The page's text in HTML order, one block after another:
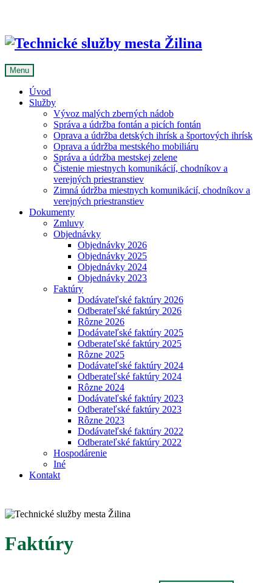
Menu
Úvod
Služby
Vývoz malých zberných nádob
Správa a údržba fontán a picích fontán
Oprava a údržba detských ihrísk a športových ihrísk
Oprava a údržba mestského mobiliáru
Správa a údržba mestskej zelene
Čistenie miestnych komunikácií, chodníkov a
verejných priestranstiev
Zimná údržba miestnych komunikácií, chodníkov a
verejných priestranstiev
Dokumenty
Zmluvy
Objednávky
Objednávky 2026
Objednávky 2025
Objednávky 2024
Objednávky 2023
Faktúry
Dodávateľské faktúry 2026
Odberateľské faktúry 2026
Rôzne 2026
Dodávateľské faktúry 2025
Odberateľské faktúry 2025
Rôzne 2025
Dodávateľské faktúry 2024
Odberateľské faktúry 2024
Rôzne 2024
Dodávateľské faktúry 2023
Odberateľské faktúry 2023
Rôzne 2023
Dodávateľské faktúry 2022
Odberateľské faktúry 2022
Hospodárenie
Iné
Kontakt
Faktúry